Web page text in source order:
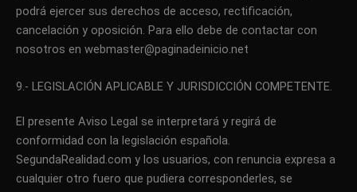
podrá ejercer sus derechos de acceso, rectificación,
cancelación y oposición. Para ello debe de contactar con
nosotros en webmaster@paginadeinicio.net
9.- LEGISLACIÓN APLICABLE Y JURISDICCIÓN COMPETENTE.
El presente Aviso Legal se interpretará y regirá de
conformidad con la legislación española.
SegundaRealidad.com y los usuarios, con renuncia expresa a
cualquier otro fuero que pudiera corresponderles, se